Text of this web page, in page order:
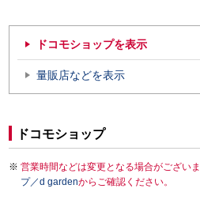
ドコモショップを表示
量販店などを表示
ドコモショップ
営業時間などは変更となる場合がござい
プ／d gardenからご確認ください。